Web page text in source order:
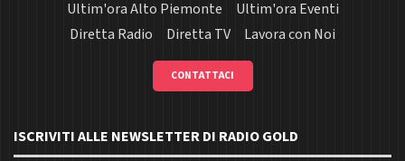
Ultim'ora Alto Piemonte
Ultim'ora Eventi
Diretta Radio
Diretta TV Lavora con Noi
CONTATTACI
ISCRIVITI ALLE NEWSLETTER DI RADIO GOLD